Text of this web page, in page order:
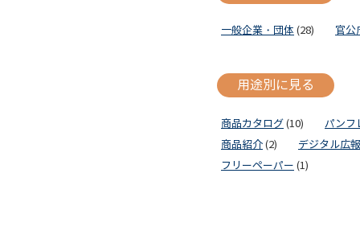
一般企業・団体 (28) 官公
用途別に見る
商品カタログ (10)
パンフ
商品紹介 (2)
デジタル広
フリーペーパー (1)